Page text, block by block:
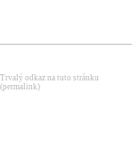
Trvalý odkaz na tuto stránku
(permalink)